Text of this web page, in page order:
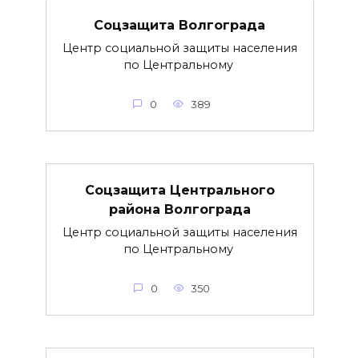
Соцзащита Волгограда
Центр социальной защиты населения
по Центральному
0 389
Соцзащита Центрального
района Волгограда
Центр социальной защиты населения
по Центральному
0 350